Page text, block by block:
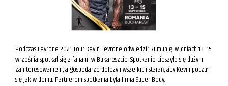
Podczas Levrone 2021 Tour Kevin Levrone odwiedził Rumunię. W dniach 13–15
września spotkał się z fanami w Bukareszcie. Spotkanie cieszyło się dużym
zainteresowaniem, a gospodarze dołożyli wszelkich starań, aby Kevin poczuł
się jak w domu. Partnerem spotkania była firma Super Body.